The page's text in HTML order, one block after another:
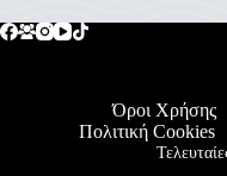
Όροι Χρήσης
Πολιτική Cookies